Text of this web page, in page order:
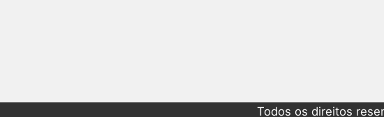
Todos os direitos